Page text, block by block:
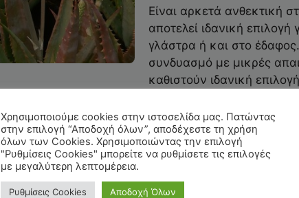
Είναι αρκετά ανθεκτική
αποτελεί ιδανική
γλάστρα ή και στο
συνδυασμό με μικρές
καθιστούν ιδανική
Χρώμα Κίτρινο
Μέγεθος
Χρησιμοποιούμε cookies στην ιστοσελίδα μας. Πατώντας
στην επιλογή “Αποδοχή όλων”, αποδέχεστε τη χρήση
όλων των Cookies. Χρησιμοποιώντας την επιλογή
"Ρυθμίσεις Cookies" μπορείτε να ρυθμίσετε τις επιλογές
με μεγαλύτερη λεπτομέρεια.
Ρυθμίσεις Cookies Αποδοχή Όλων